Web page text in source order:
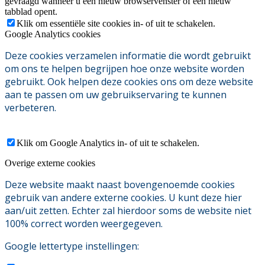
tabblad opent.
Klik om essentiële site cookies in- of uit te schakelen.
Google Analytics cookies
Deze cookies verzamelen informatie die wordt gebruikt
om ons te helpen begrijpen hoe onze website worden
gebruikt. Ook helpen deze cookies ons om deze website
aan te passen om uw gebruikservaring te kunnen
verbeteren.
Klik om Google Analytics in- of uit te schakelen.
Overige externe cookies
Deze website maakt naast bovengenoemde cookies
gebruik van andere externe cookies. U kunt deze hier
aan/uit zetten. Echter zal hierdoor soms de website niet
100% correct worden weergegeven.
Google lettertype instellingen: